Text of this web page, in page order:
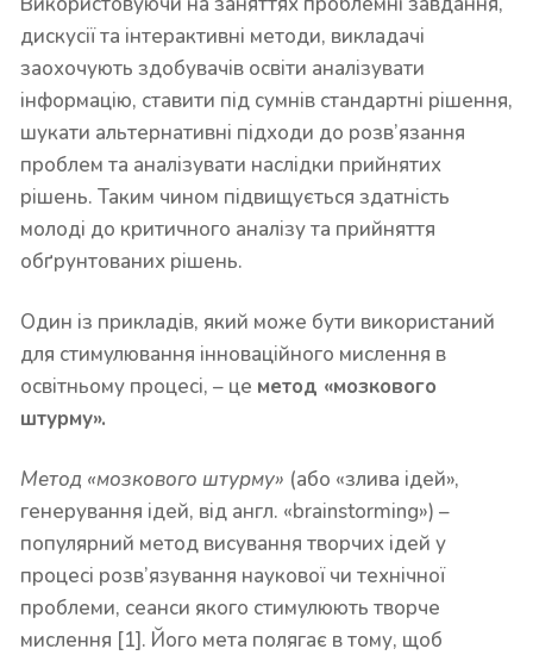
дискусії та інтерактивні методи, викладачі
заохочують здобувачів освіти аналізувати
інформацію, ставити під сумнів стандартні рішення,
шукати альтернативні підходи до розв’язання
проблем та аналізувати наслідки прийнятих
рішень. Таким чином підвищується здатність
молоді до критичного аналізу та прийняття
обґрунтованих рішень.
Один із прикладів, який може бути використаний
для стимулювання інноваційного мислення в
освітньому процесі, – це метод «мозкового
штурму».
Метод «мозкового штурму» (або «злива ідей»,
генерування ідей, від англ. «brainstorming») –
популярний метод висування творчих ідей у
процесі розв’язування наукової чи технічної
проблеми, сеанси якого стимулюють творче
мислення [1]. Його мета полягає в тому, щоб